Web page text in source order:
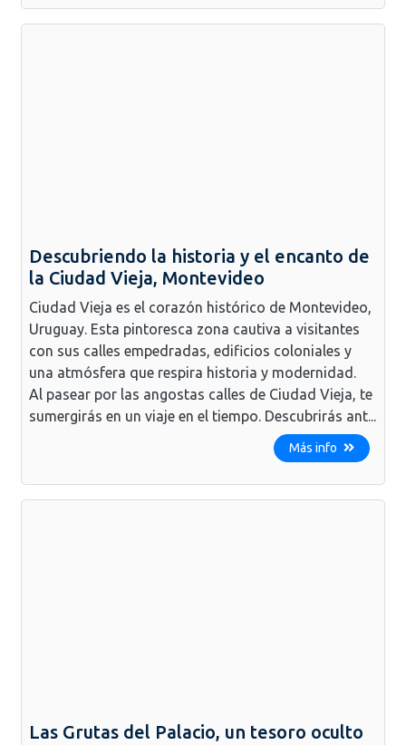
Descubriendo la historia y el encanto de
la Ciudad Vieja, Montevideo
Ciudad Vieja es el corazón histórico de Montevideo,
Uruguay. Esta pintoresca zona cautiva a visitantes
con sus calles empedradas, edificios coloniales y
una atmósfera que respira historia y modernidad.
Al pasear por las angostas calles de Ciudad Vieja, te
sumergirás en un viaje en el tiempo. Descubrirás ant...
Más info
Las Grutas del Palacio, un tesoro oculto